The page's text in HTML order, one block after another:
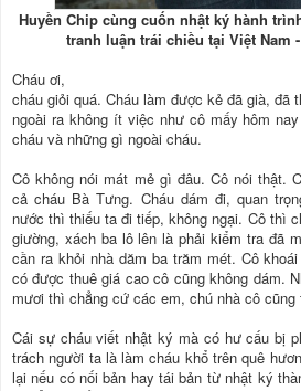
Huyền Chip cùng cuốn nhật ký hành
tranh luận trái chiều tại Việt Nam
Cháu ơi,
cháu giỏi quá. Cháu làm được kẻ đã già, đã
ngoài ra không ít việc như cô mấy hôm
cháu và những gì ngoài cháu.
Cô không nói mát mẻ gì đâu. Cô nói thật.
cả cháu Bà Tưng. Cháu dám đi, quan
nước thì thiếu ta đi tiếp, không ngại. Cô thì
giường, xách ba lô lên là phải kiểm tra đã
cần ra khỏi nhà dăm ba trăm mét. Cô
có được thuê giá cao cô cũng không dám.
mươi thì chẳng cứ các em, chú nhà cô cũng
Cái sự cháu viết nhật ký mà có hư cấu bị
trách người ta là làm cháu khổ trên quê
lại nếu có nối bản hay tái bản từ nhật ký